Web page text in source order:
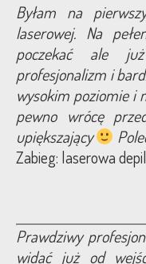
Byłam na
laserowej. Na
poczekać ale
profesjonalizm i
wysokim poziomie i
pewno wrócę
upiększający
Zabieg: laserowa
Prawdziwy
widać już od